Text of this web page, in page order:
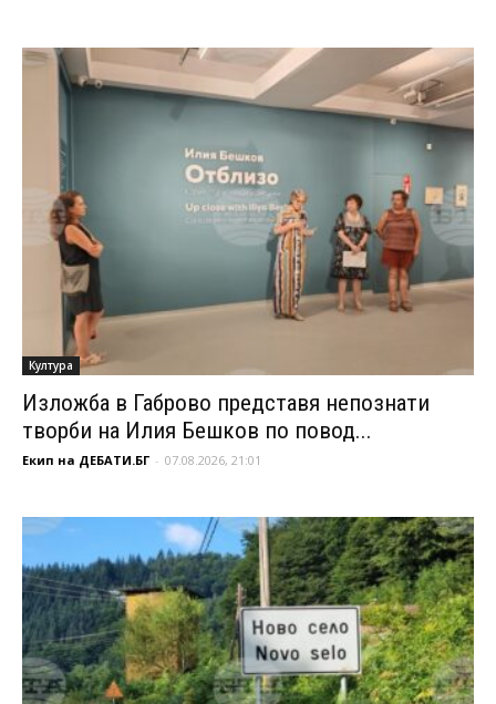
Култура
Изложба в Габрово представя непознати
творби на Илия Бешков по повод...
Екип на ДЕБАТИ.БГ - 07.08.2026, 21:01